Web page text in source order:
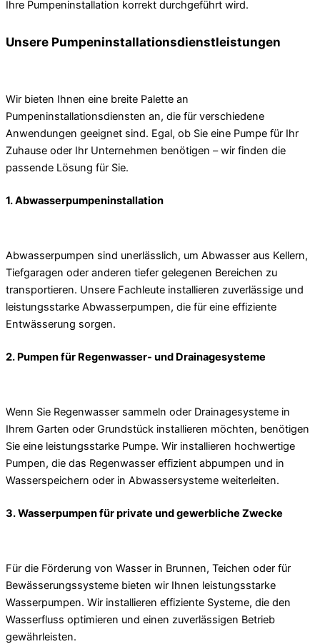
Ihre Pumpeninstallation korrekt durchgeführt wird.
Unsere Pumpeninstallationsdienstleistungen
Wir bieten Ihnen eine breite Palette an
Pumpeninstallationsdiensten an, die für verschiedene
Anwendungen geeignet sind. Egal, ob Sie eine Pumpe für Ihr
Zuhause oder Ihr Unternehmen benötigen – wir finden die
passende Lösung für Sie.
1. Abwasserpumpeninstallation
Abwasserpumpen sind unerlässlich, um Abwasser aus Kellern,
Tiefgaragen oder anderen tiefer gelegenen Bereichen zu
transportieren. Unsere Fachleute installieren zuverlässige und
leistungsstarke Abwasserpumpen, die für eine effiziente
Entwässerung sorgen.
2. Pumpen für Regenwasser- und Drainagesysteme
Wenn Sie Regenwasser sammeln oder Drainagesysteme in
Ihrem Garten oder Grundstück installieren möchten, benötigen
Sie eine leistungsstarke Pumpe. Wir installieren hochwertige
Pumpen, die das Regenwasser effizient abpumpen und in
Wasserspeichern oder in Abwassersysteme weiterleiten.
3. Wasserpumpen für private und gewerbliche Zwecke
Für die Förderung von Wasser in Brunnen, Teichen oder für
Bewässerungssysteme bieten wir Ihnen leistungsstarke
Wasserpumpen. Wir installieren effiziente Systeme, die den
Wasserfluss optimieren und einen zuverlässigen Betrieb
gewährleisten.